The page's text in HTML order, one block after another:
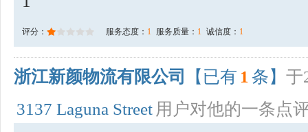
评分： 服务态度： 1 服务质量： 1 诚信度： 1
浙江新颜物流有限公司 【已有 1 条】 于
3137 Laguna Street 用户对他的一条点